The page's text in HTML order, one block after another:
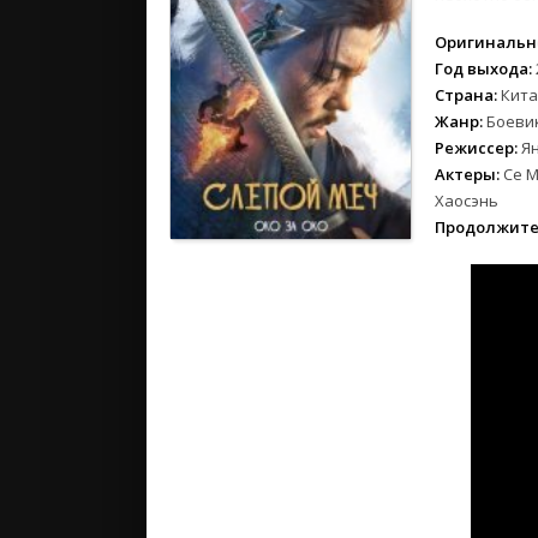
2022
2021
2020
Российские
СССР
Год выхода:
Страна:
Жанр:
Режиссер:
Актеры: Се
Хаосэнь